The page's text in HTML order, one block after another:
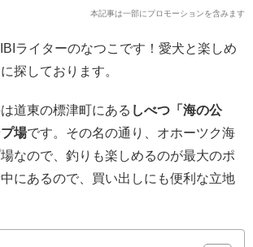
本記事は一部にプロモーションを含みます
ライターのなつこです！愛犬と楽しめ
探しております。
道東の標津町にある しべつ「海の公
場です。その名の通り、オホーツク海
なので、釣りも楽しめるのが最大のポ
にあるので、買い出しにも便利な立地